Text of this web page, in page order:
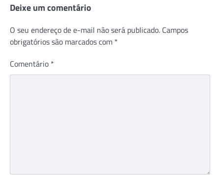
Deixe um comentário
O seu endereço de e-mail não será publicado. Campos
obrigatórios são marcados com *
Comentário *